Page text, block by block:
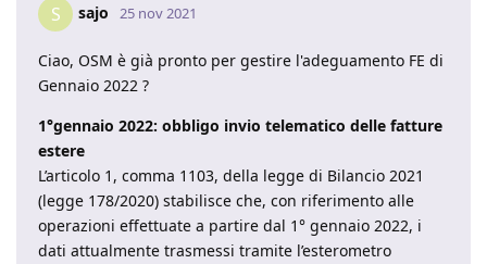
S sajo 25 nov 2021
Ciao, OSM è già pronto per gestire l'adeguamento FE di
Gennaio 2022 ?
1°gennaio 2022: obbligo invio telematico delle fatture
estere
L’articolo 1, comma 1103, della legge di Bilancio 2021
(legge 178/2020) stabilisce che, con riferimento alle
operazioni effettuate a partire dal 1° gennaio 2022, i
dati attualmente trasmessi tramite l’esterometro